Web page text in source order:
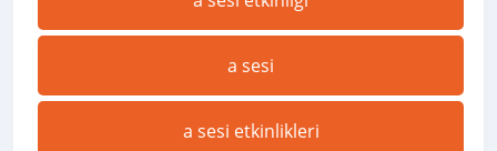
a sesi
a sesi etkinlikleri